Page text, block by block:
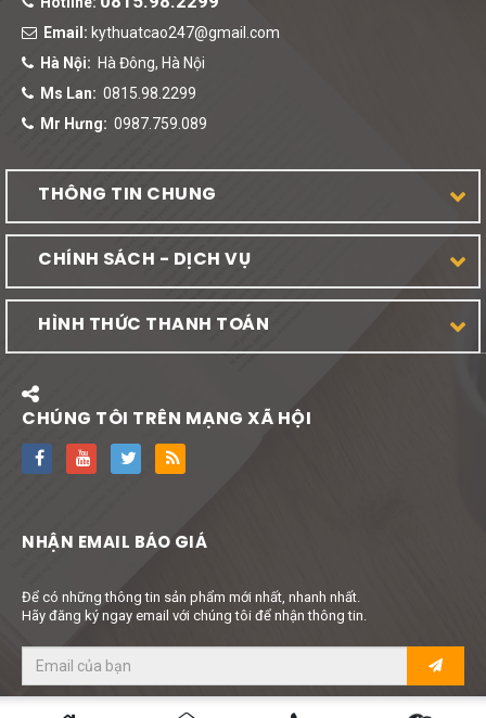
Email: kythuatcao247@gmail.com
Hà Nội: Hà Đông, Hà Nội
Ms Lan: 0815.98.2299
Mr Hưng: 0987.759.089
THÔNG TIN CHUNG
CHÍNH SÁCH - DỊCH VỤ
HÌNH THỨC THANH TOÁN
CHÚNG TÔI TRÊN MẠNG XÃ HỘI
NHẬN EMAIL BÁO GIÁ
Để có những thông tin sản phẩm mới nhất, nhanh nhất.
Hãy đăng ký ngay email với chúng tôi để nhận thông tin.